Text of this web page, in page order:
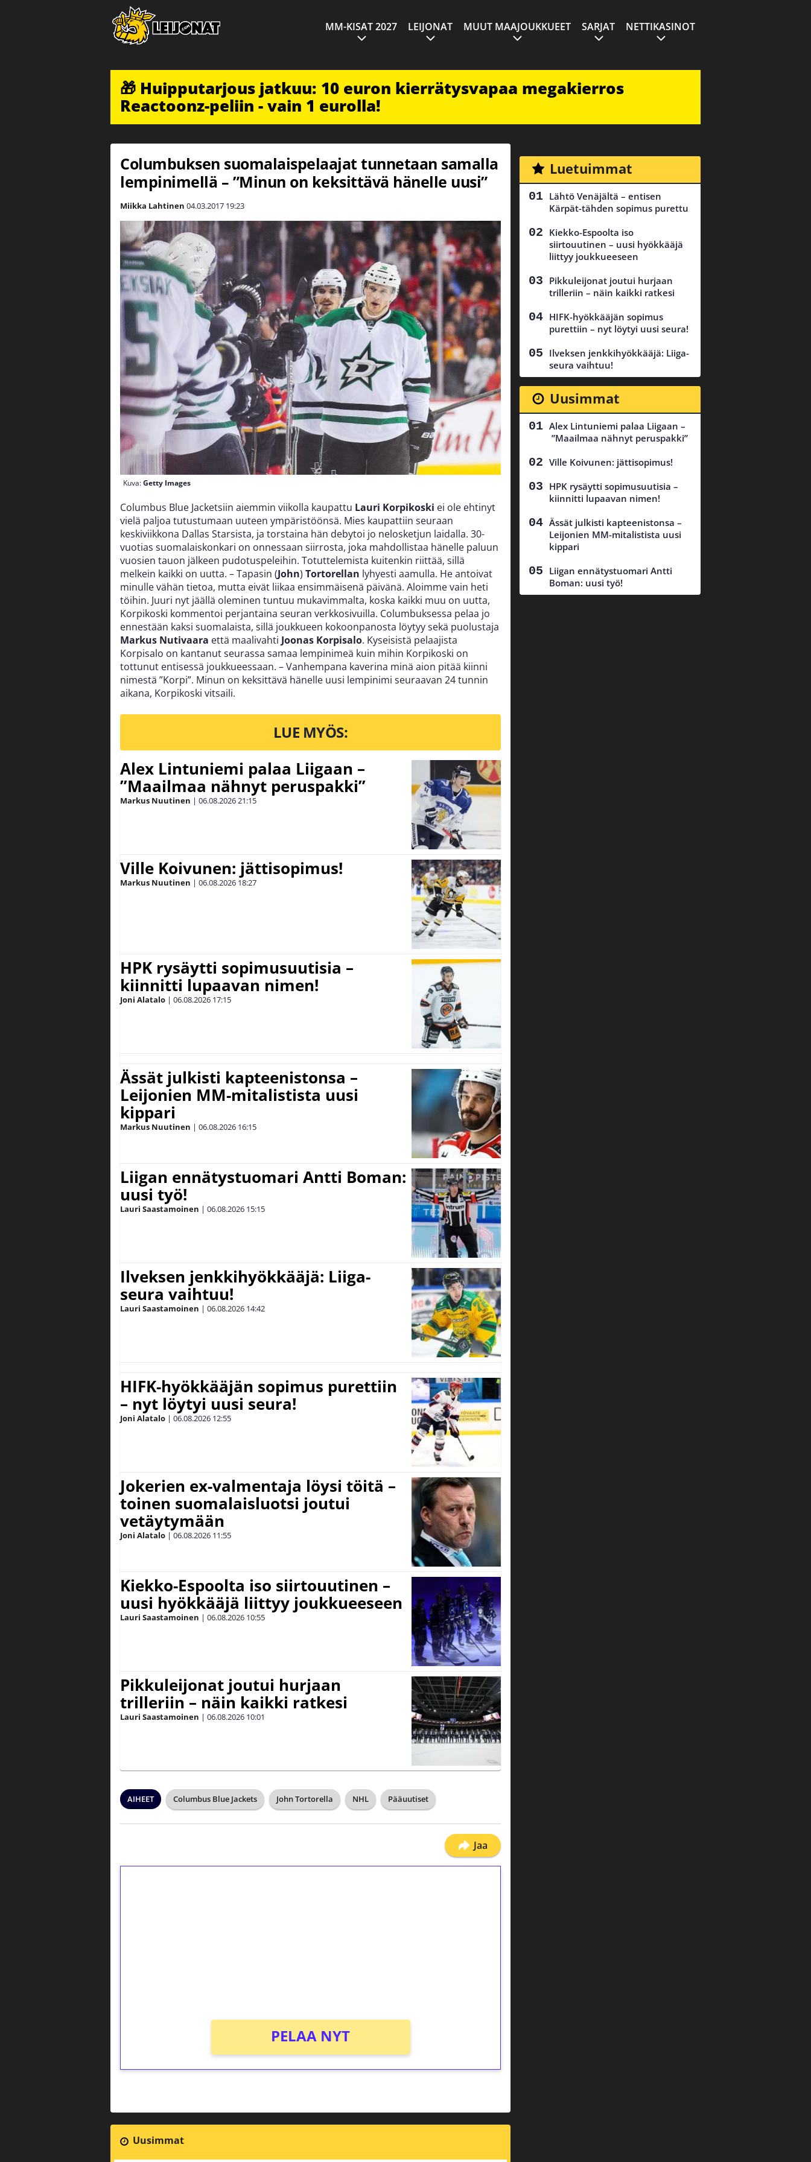
MM-KISAT 2027 LEIJONAT MUUT MAAJOUKKUEET SARJAT NETTIKASINOT
🎁 Huipputarjous jatkuu: 10 euron kierrätysvapaa megakierros
Reactoonz-peliin - vain 1 eurolla!
Columbuksen suomalaispelaajat tunnetaan samalla
lempinimellä – ”Minun on keksittävä hänelle uusi”
Miikka Lahtinen 04.03.2017 19:23
Kuva:Getty Images
Columbus Blue Jacketsiin aiemmin viikolla kaupattu Lauri Korpikoski ei ole ehtinyt
vielä paljoa tutustumaan uuteen ympäristöönsä. Mies kaupattiin seuraan
keskiviikkona Dallas Starsista, ja torstaina hän debytoi jo nelosketjun laidalla. 30-
vuotias suomalaiskonkari on onnessaan siirrosta, joka mahdollistaa hänelle paluun
vuosien tauon jälkeen pudotuspeleihin. Totuttelemista kuitenkin riittää, sillä
melkein kaikki on uutta. – Tapasin (John) Tortorellan lyhyesti aamulla. He antoivat
minulle vähän tietoa, mutta eivät liikaa ensimmäisenä päivänä. Aloimme vain heti
töihin. Juuri nyt jäällä oleminen tuntuu mukavimmalta, koska kaikki muu on uutta,
Korpikoski kommentoi perjantaina seuran verkkosivuilla. Columbuksessa pelaa jo
ennestään kaksi suomalaista, sillä joukkueen kokoonpanosta löytyy sekä puolustaja
Markus Nutivaara että maalivahti Joonas Korpisalo. Kyseisistä pelaajista
Korpisalo on kantanut seurassa samaa lempinimeä kuin mihin Korpikoski on
tottunut entisessä joukkueessaan. – Vanhempana kaverina minä aion pitää kiinni
nimestä ”Korpi”. Minun on keksittävä hänelle uusi lempinimi seuraavan 24 tunnin
aikana, Korpikoski vitsaili.
LUE MYÖS:
Alex Lintuniemi palaa Liigaan –
”Maailmaa nähnyt peruspakki”
Markus Nuutinen | 06.08.202621:15
Ville Koivunen: jättisopimus!
Markus Nuutinen | 06.08.2026 18:27
HPK rysäytti sopimusuutisia –
kiinnitti lupaavan nimen!
Joni Alatalo | 06.08.2026 17:15
Ässät julkisti kapteenistonsa –
Leijonien MM-mitalistista uusi
kippari
Markus Nuutinen | 06.08.2026 16:15
Liigan ennätystuomari Antti Boman:
uusi työ!
Lauri Saastamoinen | 06.08.2026 15:15
Ilveksen jenkkihyökkääjä: Liiga-
seura vaihtuu!
Lauri Saastamoinen | 06.08.2026 14:42
HIFK-hyökkääjän sopimus purettiin
– nyt löytyi uusi seura!
Joni Alatalo | 06.08.2026 12:55
Jokerien ex-valmentaja löysi töitä –
toinen suomalaisluotsi joutui
vetäytymään
Joni Alatalo | 06.08.2026 11:55
Kiekko-Espoolta iso siirtouutinen –
uusi hyökkääjä liittyy joukkueeseen
Lauri Saastamoinen | 06.08.2026 10:55
Pikkuleijonat joutui hurjaan
trilleriin – näin kaikki ratkesi
Lauri Saastamoinen | 06.08.2026 10:01
AIHEET Columbus Blue Jackets John Tortorella NHL Pääuutiset
Jaa
PELAA NYT
Uusimmat
Luetuimmat
Lähtö Venäjältä – entisen
Kärpät-tähden sopimus purettu
Kiekko-Espoolta iso
siirtouutinen – uusi hyökkääjä
liittyy joukkueeseen
Pikkuleijonat joutui hurjaan
trilleriin – näin kaikki ratkesi
HIFK-hyökkääjän sopimus
purettiin – nyt löytyi uusi seura!
Ilveksen jenkkihyökkääjä: Liiga-
seura vaihtuu!
Uusimmat
Alex Lintuniemi palaa Liigaan –
”Maailmaa nähnyt peruspakki”
Ville Koivunen: jättisopimus!
HPK rysäytti sopimusuutisia –
kiinnitti lupaavan nimen!
Ässät julkisti kapteenistonsa –
Leijonien MM-mitalistista uusi
kippari
Liigan ennätystuomari Antti
Boman: uusi työ!